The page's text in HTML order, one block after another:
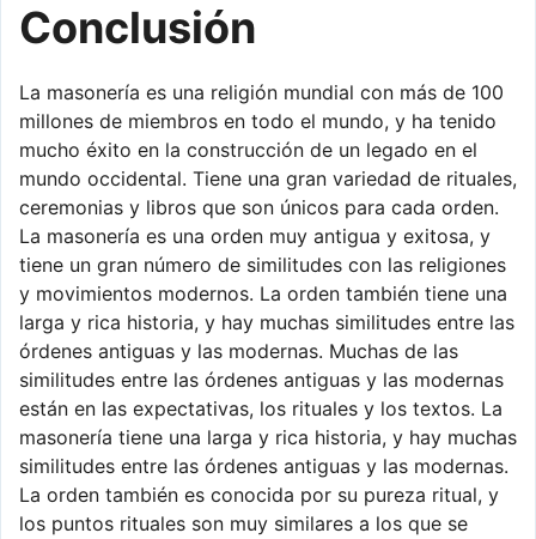
Conclusión
La masonería es una religión mundial con más de 100
millones de miembros en todo el mundo, y ha tenido
mucho éxito en la construcción de un legado en el
mundo occidental. Tiene una gran variedad de rituales,
ceremonias y libros que son únicos para cada orden.
La masonería es una orden muy antigua y exitosa, y
tiene un gran número de similitudes con las religiones
y movimientos modernos. La orden también tiene una
larga y rica historia, y hay muchas similitudes entre las
órdenes antiguas y las modernas. Muchas de las
similitudes entre las órdenes antiguas y las modernas
están en las expectativas, los rituales y los textos. La
masonería tiene una larga y rica historia, y hay muchas
similitudes entre las órdenes antiguas y las modernas.
La orden también es conocida por su pureza ritual, y
los puntos rituales son muy similares a los que se